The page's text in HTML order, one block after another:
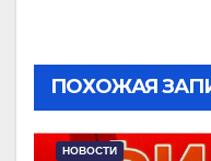
ПОХОЖАЯ
НОВОСТИ